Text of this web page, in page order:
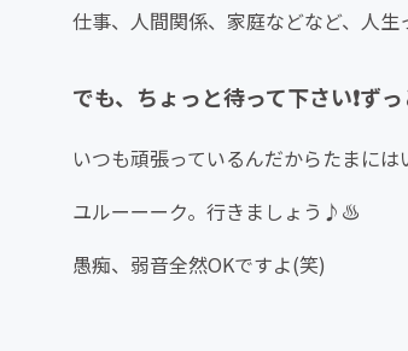
仕事、人間関係、家庭などなど、人
でも、ちょっと待って下さい❗️ず
いつも頑張っているんだからたまに
ユルーーーク。行きましょう♪♨️
愚痴、弱音全然OKですよ(笑)